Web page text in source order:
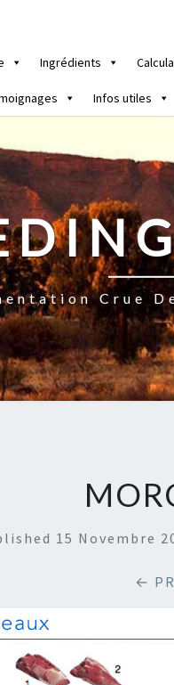
Ingrédients
Infos utiles
Crue
15 Novembre
←